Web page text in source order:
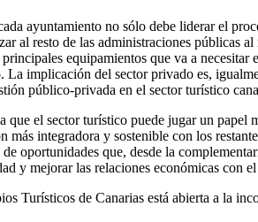
ayuntamiento no sólo debe liderar el
al resto de las administraciones públicas
equipamientos que va a
La implicación del sector privado es,
público-privada en el sector turístico
el sector turístico puede jugar un papel
más integradora y sostenible con los
oportunidades que, desde la
y mejorar las relaciones económicas con
Turísticos de Canarias está abierta a la